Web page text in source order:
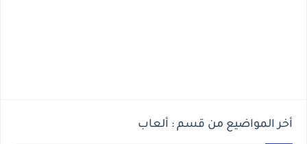
أخر المواضيع من قسم : ألعاب